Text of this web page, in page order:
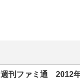
週刊ファミ通 2012